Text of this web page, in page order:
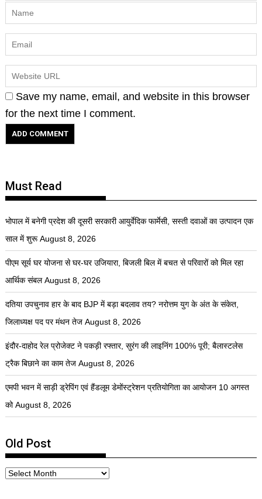
Save my name, email, and website in this browser
for the next time I comment.
Must Read
भोपाल में बनेगी प्रदेश की दूसरी सरकारी आयुर्वेदिक फार्मेसी, सस्ती दवाओं का उत्पादन एक
साल में शुरू August 8, 2026
पीएम सूर्य घर योजना से घर-घर उजियारा, बिजली बिल में बचत से परिवारों को मिल रहा
आर्थिक संबल August 8, 2026
दतिया उपचुनाव हार के बाद BJP में बड़ा बदलाव तय? नरोत्तम युग के अंत के संकेत,
जिलाध्यक्ष पद पर मंथन तेज August 8, 2026
इंदौर-दाहोद रेल प्रोजेक्ट ने पकड़ी रफ्तार, सुरंग की लाइनिंग 100% पूरी; बैलास्टलेस
ट्रैक बिछाने का काम तेज August 8, 2026
एमपी भवन में साड़ी ड्रेपिंग एवं हैंडलूम डेमोंस्ट्रेशन प्रतियोगिता का आयोजन 10 अगस्त
को August 8, 2026
Old Post